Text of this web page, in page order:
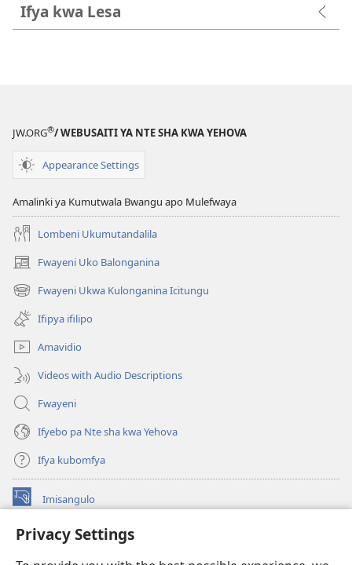
Privacy Settings
Ifya kwa Lesa
JW.ORG®/ WEBUSAITI YA NTE SHA KWA YEHOVA
Appearance Settings
Amalinki ya Kumutwala Bwangu apo Mulefwaya
Lombeni Ukumutandalila
Fwayeni Uko Balonganina
(yalaisula
na
imbi)
Fwayeni Ukwa Kulonganina Icitungu
(yalaisula
na
imbi)
Ifipya ifilipo
Amavidio
Videos with Audio Descriptions
Fwayeni
Ifyebo pa Nte sha kwa Yehova
Ifya kubomfya
Imisangulo
(yalaisula
imbi) Watchtower LAIBRARE YA PA INTANETI™